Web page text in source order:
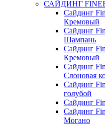
САЙДИНГ
Сайдинг
Кремовый
Сайдинг
Шампань
Сайдинг
Кремовый
Сайдинг
Слоновая
Сайдинг
голубой
Сайдинг
Сайдинг
Могано